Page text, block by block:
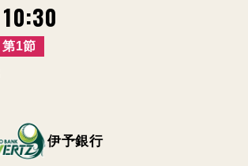
10:30
第1節
伊予銀行